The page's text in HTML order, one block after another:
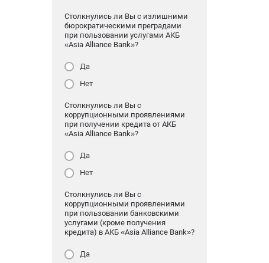
Столкнулись ли Вы с излишними
бюрократическими преградами
при пользовании услугами АКБ
«Asia Alliance Bank»?
Да
Нет
Столкнулись ли Вы с
коррупционными проявлениями
при получении кредита от АКБ
«Asia Alliance Bank»?
Да
Нет
Столкнулись ли Вы с
коррупционными проявлениями
при пользовании банковскими
услугами (кроме получения
кредита) в АКБ «Asia Alliance Bank»?
Да